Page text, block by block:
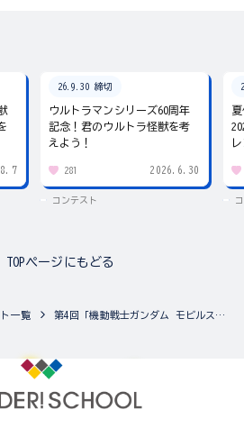
26.9.30 締切
ウルトラマンシリーズ60周年
記念！君のウルトラ怪獣を考
えよう！
281 2026.6.30
コンテスト
TOPページにもどる
一覧 第4回「機動戦士ガンダム モビルスーツアンサンブル」カスタマイズ祭り